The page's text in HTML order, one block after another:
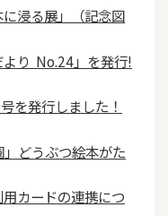
浸る展」（記念図
より No.24」を発行!
を発行しました！
どうぶつ絵本がた
カードの連携につ